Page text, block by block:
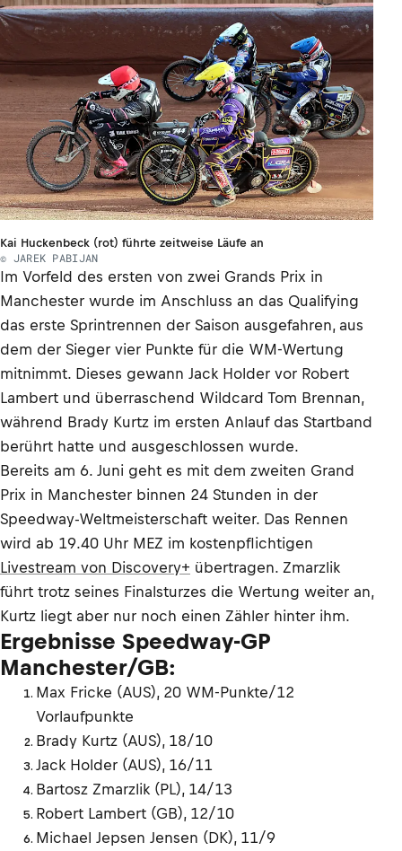
Kai Huckenbeck (rot) führte zeitweise Läufe an
© JAREK PABIJAN
Im Vorfeld des ersten von zwei Grands Prix in
Manchester wurde im Anschluss an das Qualifying
das erste Sprintrennen der Saison ausgefahren, aus
dem der Sieger vier Punkte für die WM-Wertung
mitnimmt. Dieses gewann Jack Holder vor Robert
Lambert und überraschend Wildcard Tom Brennan,
während Brady Kurtz im ersten Anlauf das Startband
berührt hatte und ausgeschlossen wurde.
Bereits am 6. Juni geht es mit dem zweiten Grand
Prix in Manchester binnen 24 Stunden in der
Speedway-Weltmeisterschaft weiter. Das Rennen
wird ab 19.40 Uhr MEZ im kostenpflichtigen
Livestream von Discovery+ übertragen. Zmarzlik
führt trotz seines Finalsturzes die Wertung weiter an,
Kurtz liegt aber nur noch einen Zähler hinter ihm.
Ergebnisse Speedway-GP
Manchester/GB:
Max Fricke (AUS), 20 WM-Punkte/12
Vorlaufpunkte
Brady Kurtz (AUS), 18/10
Jack Holder (AUS), 16/11
Bartosz Zmarzlik (PL), 14/13
Robert Lambert (GB), 12/10
Michael Jepsen Jensen (DK), 11/9